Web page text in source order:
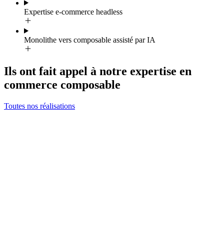
Expertise e-commerce headless
Monolithe vers composable assisté par IA
Ils ont fait appel à notre expertise en
commerce composable
Toutes nos réalisations